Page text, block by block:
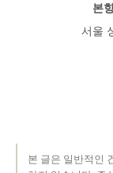
본
서울
본 글은 일반적인